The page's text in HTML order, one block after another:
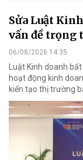
Sửa Luật
vấn đề trọng
06/08/2026 14:35
Luật Kinh doanh
hoạt động kinh
kiến tạo thị trường